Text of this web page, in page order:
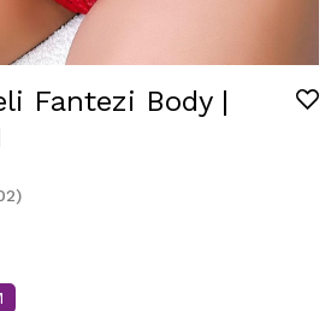
Fantezi Body |